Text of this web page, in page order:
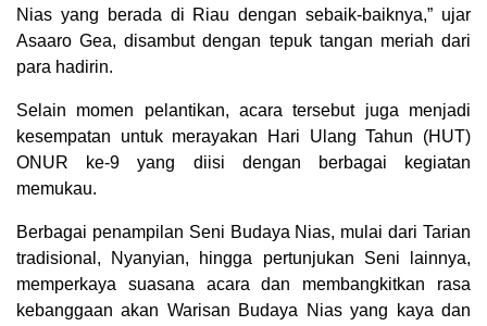
Nias yang berada di Riau dengan sebaik-baiknya,” ujar
Asaaro Gea, disambut dengan tepuk tangan meriah dari
para hadirin.
Selain momen pelantikan, acara tersebut juga menjadi
kesempatan untuk merayakan Hari Ulang Tahun (HUT)
ONUR ke-9 yang diisi dengan berbagai kegiatan
memukau.
Berbagai penampilan Seni Budaya Nias, mulai dari Tarian
tradisional, Nyanyian, hingga pertunjukan Seni lainnya,
memperkaya suasana acara dan membangkitkan rasa
kebanggaan akan Warisan Budaya Nias yang kaya dan